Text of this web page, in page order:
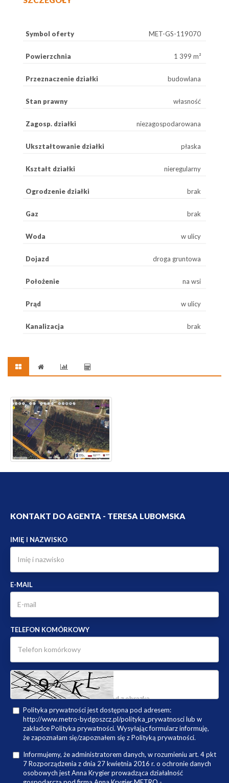
Symbol oferty MET-GS-119070
Powierzchnia 1 399 m²
Przeznaczenie działki budowlana
Stan prawny własność
Zagosp. działki niezagospodarowana
Ukształtowanie działki płaska
Kształt działki nieregularny
Ogrodzenie działki brak
Gaz brak
Woda w ulicy
Dojazd droga gruntowa
Położenie na wsi
Prąd w ulicy
Kanalizacja brak
KONTAKT DO AGENTA - TERESA LUBOMSKA
IMIĘ I NAZWISKO
E-MAIL
TELEFON KOMÓRKOWY
Polityka prywatności jest dostępna pod adresem:
http://www.metro-bydgoszcz.pl/polityka_prywatnosci lub w
zakładce Polityka prywatności. Wysyłając formularz informuję,
że zapoznałam się/zapoznałem się z Polityką prywatności.
Informujemy, że administratorem danych, w rozumieniu art. 4 pkt
7 Rozporządzenia z dnia 27 kwietnia 2016 r. o ochronie danych
osobowych jest Anna Krygier prowadząca działalność